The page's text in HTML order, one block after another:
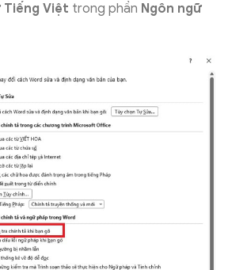
Tiếng Việt trong phần Ngôn ngữ